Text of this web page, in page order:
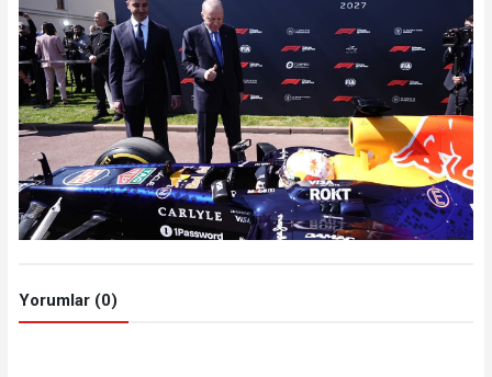
Yorumlar (0)